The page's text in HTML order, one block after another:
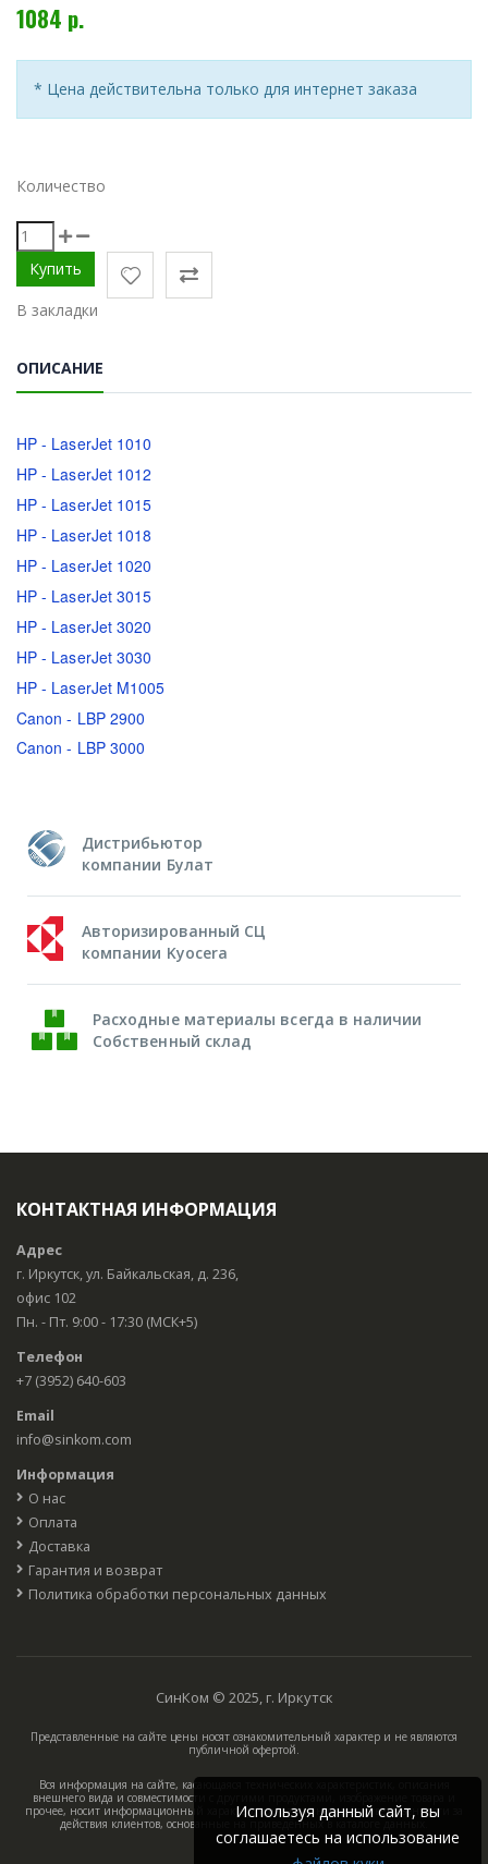
Используя данный сайт, вы
соглашаетесь на использование
1084 р.
* Цена действительна только для интернет заказа
Количество
В закладки
ОПИСАНИЕ
HP - LaserJet 1010
HP - LaserJet 1012
HP - LaserJet 1015
HP - LaserJet 1018
HP - LaserJet 1020
HP - LaserJet 3015
HP - LaserJet 3020
HP - LaserJet 3030
HP - LaserJet M1005
Canon - LBP 2900
Canon - LBP 3000
Дистрибьютор
компании Булат
Авторизированный СЦ
компании Kyocera
Расходные материалы всегда в наличии
Собственный склад
КОНТАКТНАЯ ИНФОРМАЦИЯ
Адрес
г. Иркутск, ул. Байкальская, д. 236,
офис 102
Пн. - Пт. 9:00 - 17:30 (МСК+5)
Телефон
+7 (3952) 640-603
Email
info@sinkom.com
Информация
О нас
Оплата
Доставка
Гарантия и возврат
Политика обработки персональных данных
СинКом © 2025, г. Иркутск
Представленные на сайте цены носят ознакомительный характер и не являются
публичной офертой.
Вся информация на сайте, касающаяся технических характеристик, описания
внешнего вида и совместимости с другими продуктами, изображение товара и
прочее, носит информационный характер, компания не несёт ответственности за
действия клиентов, основанные на приведённых в каталоге данных.